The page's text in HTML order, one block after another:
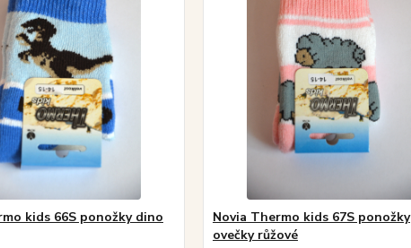
kids 66S ponožky dino
Novia Thermo kids 67S ponožky
ovečky růžové